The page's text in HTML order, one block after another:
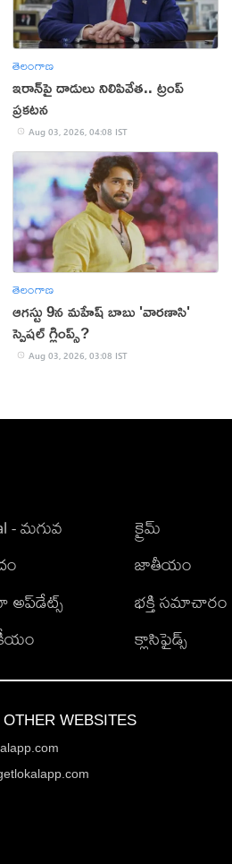
తెలంగాణ
ఇరాన్‌పై దాడులు నిలిపివేత.. ట్రంప్
ప్రకటన
Aug 03, 2026, 04:08 IST
తెలంగాణ
ఆగస్టు 9న మహేష్ బాబు 'వారణాసి'
స్పెషల్ గ్లింప్స్?
Aug 03, 2026, 03:08 IST
- మగువ
అప్‌డేట్స్
క్రైమ్
జాతీయం
భక్తి సమాచారం
క్లాసిఫైడ్స్
OTHER WEBSITES